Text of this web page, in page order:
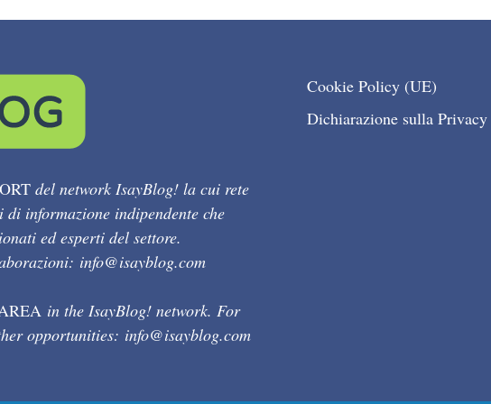
del network IsayBlog! la cui rete
informazione indipendente che
ed esperti del settore.
info@isayblog.com
in the IsayBlog! network. For
opportunities: info@isayblog.com
Cookie Policy (UE)
Dichiarazione sulla